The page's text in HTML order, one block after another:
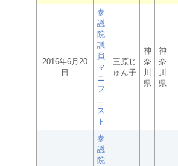
2016年6月20
日
参
議
院
議
員
マ
ニ
フ
ェ
ス
ト
三原じ
ゅん子
神
奈
川
県
神
奈
川
県
参
議
院